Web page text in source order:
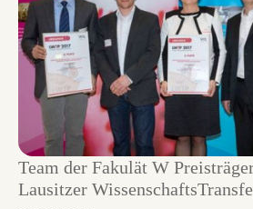
Team der Fakulät W
Lausitzer